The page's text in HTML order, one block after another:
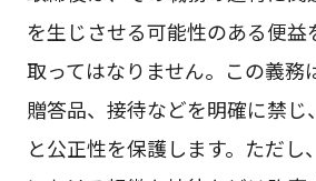
を生じさせる可能性のある便益
取ってはなりません。この義務
贈答品、接待などを明確に禁じ
と公正性を保護します。ただし